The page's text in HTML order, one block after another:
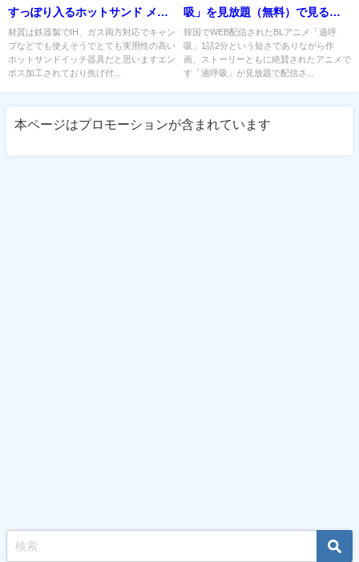
すっぽり入るホットサンド メー
カー。IH・直火対応だからアウ
トドアにも最適！
材質は鉄器製でIH、ガス両方対応でキャン
プなどでも使えそうでとても実用性の高い
ホットサンドイッチ器具だと思いますエン
ボス加工されており焦げ付...
吸」を見放題（無料）で見るな
ら？BLアニメ・ドラマが多いお
すすめの動画配信サービス
（VOD）はどこ？
韓国でWEB配信されたBLアニメ「過呼
吸」1話2分という短さでありながら作
画、ストーリーともに絶賛されたアニメで
す「過呼吸」が見放題で配信さ...
本ページはプロモーションが含まれています